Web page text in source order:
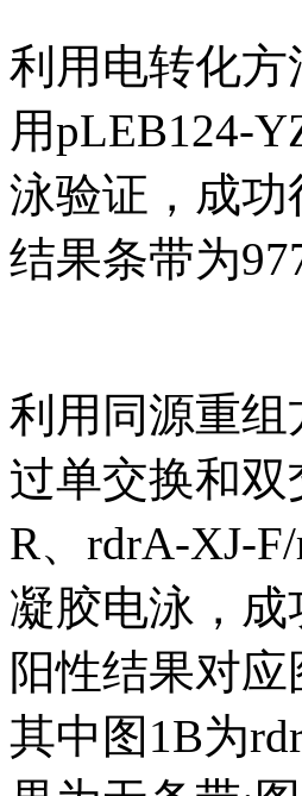
利用电转化
用pLEB124-
泳验证，成功
结果条带为
利用同源重
过单交换和
R、rdrA-XJ-
凝胶电泳，成
阳性结果对
其中图1B为